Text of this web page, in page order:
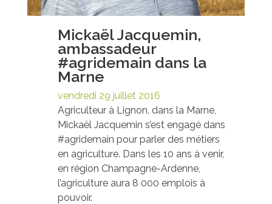
Mickaël Jacquemin,
ambassadeur
#agridemain dans la
Marne
vendredi 29 juillet 2016
Agriculteur à Lignon, dans la Marne,
Mickaël Jacquemin s’est engagé dans
#agridemain pour parler des métiers
en agriculture. Dans les 10 ans à venir,
en région Champagne-Ardenne,
l’agriculture aura 8 000 emplois à
pouvoir.